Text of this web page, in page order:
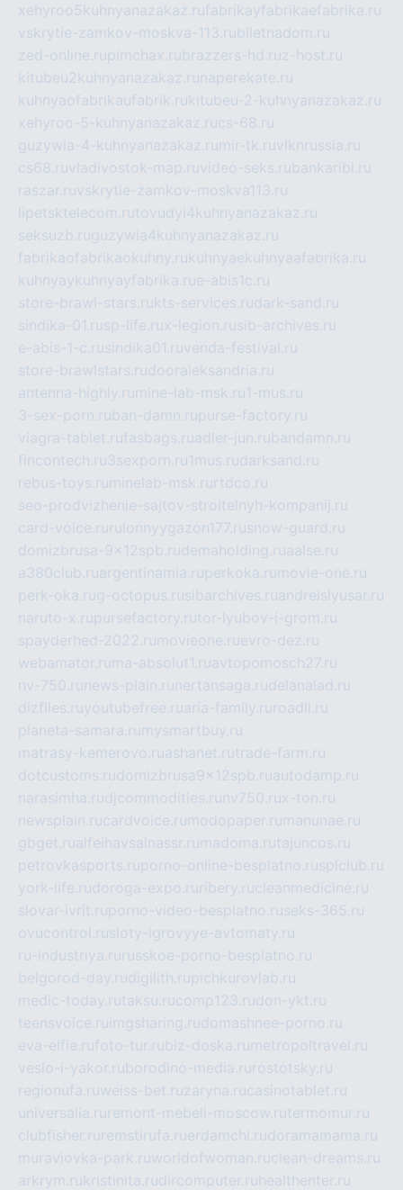
xehyroo5kuhnyanazakaz.rufabrikayfabrikaefabrika.ru
vskrytie-zamkov-moskva-113.rubiletnadom.ru
zed-online.rupimchax.rubrazzers-hd.ruz-host.ru
kitubeu2kuhnyanazakaz.ru naperekate.ru
kuhnyaofabrikaufabrik.rukitubeu-2-kuhnyanazakaz.ru
xehyroo-5-kuhnyanazakaz.rucs-68.ru
guzywia-4-kuhnyanazakaz.ru mir-tk.ruvlknrussia.ru
cs68.ruvladivostok-map.ruvideo-seks.rubankaribi.ru
raszar.ruvskrytie-zamkov-moskva113.ru
lipetsktelecom.rutovudyi4kuhnyanazakaz.ru
seksuzb.ruguzywia4kuhnyanazakaz.ru
fabrikaofabrikaokuhny.rukuhnyaekuhnyaafabrika.ru
kuhnyaykuhnyayfabrika.rue-abis1c.ru
store-brawl-stars.rukts-services.rudark-sand.ru
sindika-01.rusp-life.rux-legion.rusib-archives.ru
e-abis-1-c.rusindika01.ruvenda-festival.ru
store-brawlstars.rudooraleksandria.ru
antenna-highly.ru mine-lab-msk.ru1-mus.ru
3-sex-porn.ruban-damn.rupurse-factory.ru
viagra-tablet.rufasbags.ruadler-jun.rubandamn.ru
fincontech.ru3sexporn.ru1mus.rudarksand.ru
rebus-toys.ru minelab-msk.ru rtdco.ru
seo-prodvizhenie-sajtov-stroitelnyh-kompanij.ru
card-voice.ru rulonnyygazon177.rusnow-guard.ru
domizbrusa-9x12spb.rudemaholding.ruaalse.ru
a380club.ruargentinamia.ruperkoka.ru movie-one.ru
perk-oka.rug-octopus.rusibarchives.ruandreislyusar.ru
naruto-x.rupursefactory.rutor-lyubov-i-grom.ru
spayderhed-2022.ru movieone.ruevro-dez.ru
webamator.ru ma-absolut1.ruavtopomosch27.ru
nv-750.ru news-plain.ru nertansaga.rudelanalad.ru
dizfiles.ruyoutubefree.ruaria-family.ru roadli.ru
planeta-samara.ru mysmartbuy.ru
matrasy-kemerovo.ruashanet.rutrade-farm.ru
dotcustoms.rudomizbrusa9x12spb.ruautodamp.ru
narasimha.rudjcommodities.ru nv750.rux-ton.ru
newsplain.rucardvoice.ru modopaper.ru manunae.ru
gbget.rualfeihavsalnassr.ru madoma.rutajuncos.ru
petrovkasports.ruporno-online-besplatno.rusplclub.ru
york-life.rudoroga-expo.ru ribery.rucleanmedicine.ru
slovar-ivrit.ruporno-video-besplatno.ruseks-365.ru
ovucontrol.rusloty-igrovyye-avtomaty.ru
ru-industriya.ru russkoe-porno-besplatno.ru
belgorod-day.rudigilith.rupichkurovlab.ru
medic-today.rutaksu.rucomp123.rudon-ykt.ru
teensvoice.ru imgsharing.rudomashnee-porno.ru
eva-elfie.rufoto-tur.rubiz-doska.ru metropoltravel.ru
veslo-i-yakor.ruborodino-media.ru rostotsky.ru
regionufa.ruweiss-bet.ruzaryna.rucasinotablet.ru
universalia.ru remont-mebeli-moscow.rutermomur.ru
clubfisher.ru remstirufa.ruerdamchi.rudoramamama.ru
muraviovka-park.ruworldofwoman.ruclean-dreams.ru
arkrym.rukristinita.rudircomputer.ru healthenter.ru